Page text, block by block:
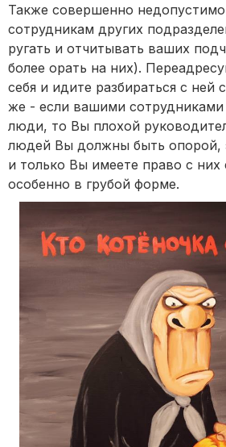
Также совершенно
сотрудникам других
ругать и отчитывать ваших
более орать на них).
себя и идите разбираться с ней
же - если вашими сотрудниками
люди, то Вы плохой
людей Вы должны быть опорой,
и только Вы имеете право с них
особенно в грубой форме.